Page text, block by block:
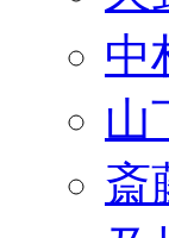
中
山
斎